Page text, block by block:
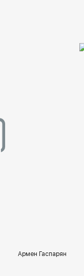
Армен Гаспарян